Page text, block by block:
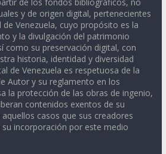
y de origen digital, pertenecientes
Venezuela, cuyo propósito es la
y la divulgación del patrimonio
como su preservación digital, con
historia, identidad y diversidad
de Venezuela es respetuosa de la
Autor y su reglamento en los
la protección de las obras de ingenio,
contenidos exentos de su
casos que sus creadores
incorporación por este medio